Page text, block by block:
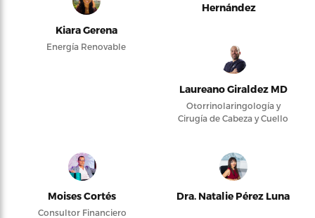
Kiara Gerena
Energía Renovable
Hernández
Laureano Giraldez MD
Otorrinolaringología y
Cirugía de Cabeza y Cuello
Moises Cortés
Consultor Financiero
Dra. Natalie Pérez Luna